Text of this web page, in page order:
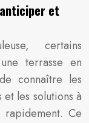
et
certains
terrasse en
connaître les
les solutions à
Ce